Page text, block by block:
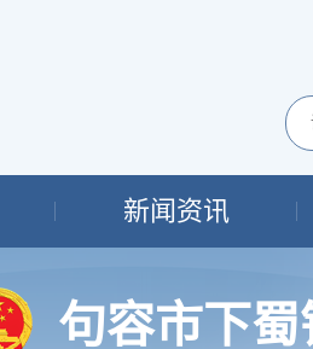
新闻资讯
句容市下